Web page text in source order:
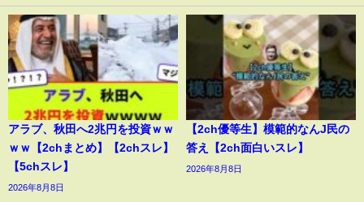
アラブ、秋田へ2兆円を投資ｗｗ
ｗｗ【2chまとめ】【2chスレ】
【5chスレ】
2026年8月8日
【2ch優等生】模範的なんJ民の
答え【2ch面白いスレ】
2026年8月8日